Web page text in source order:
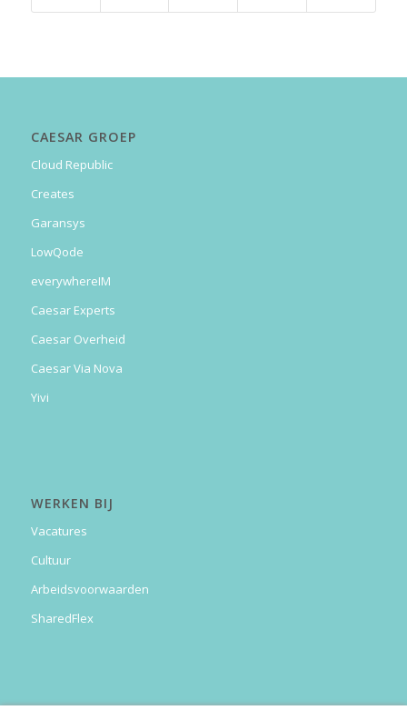
CAESAR GROEP
Cloud Republic
Creates
Garansys
LowQode
everywhereIM
Caesar Experts
Caesar Overheid
Caesar Via Nova
Yivi
WERKEN BIJ
Vacatures
Cultuur
Arbeidsvoorwaarden
SharedFlex